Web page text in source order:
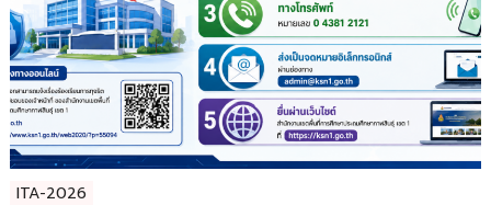
ITA-2026